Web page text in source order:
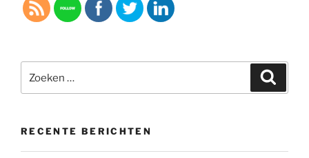
naar:
RECENTE BERICHTEN